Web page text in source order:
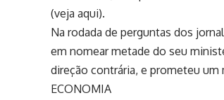
(veja aqui).
Na rodada de perguntas dos
em nomear metade do seu
direção contrária, e prometeu
ECONOMIA